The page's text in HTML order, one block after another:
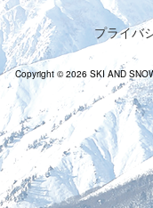
プライバ
Copyright © 2026 SKI AND